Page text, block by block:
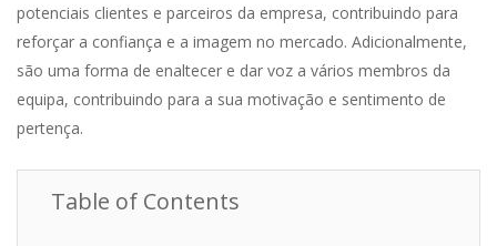
potenciais clientes e parceiros da empresa, contribuindo para
reforçar a confiança e a imagem no mercado. Adicionalmente,
são uma forma de enaltecer e dar voz a vários membros da
equipa, contribuindo para a sua motivação e sentimento de
pertença.
Table of Contents